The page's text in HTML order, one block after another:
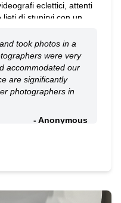
eclettici, attenti
lieti di stupirvi con un
cresime,
per maggiori
took photos in a
were very
accommodated our
are significantly
photographers in
- Anonymous